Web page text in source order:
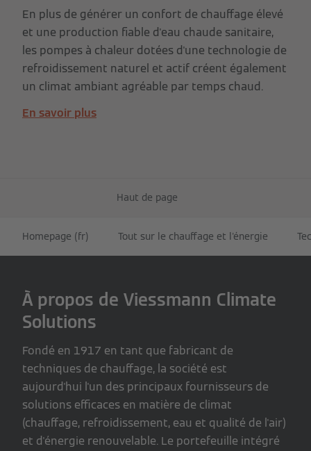
En plus de générer un confort de chauffage élevé
et une production fiable d'eau chaude sanitaire,
les pompes à chaleur dotées d'une technologie de
refroidissement naturel et actif créent également
un climat ambiant agréable par temps chaud.
En savoir plus
Haut de page
Homepage (fr) Tout sur le chauffage et l'énergie
À propos de Viessmann Climate
Solutions
Fondé en 1917 en tant que fabricant de
techniques de chauffage, la société est
aujourd'hui l'un des principaux fournisseurs de
solutions efficaces en matière de climat
(chauffage, refroidissement, eau et qualité de l'air)
et d'énergie renouvelable. Le portefeuille intégré